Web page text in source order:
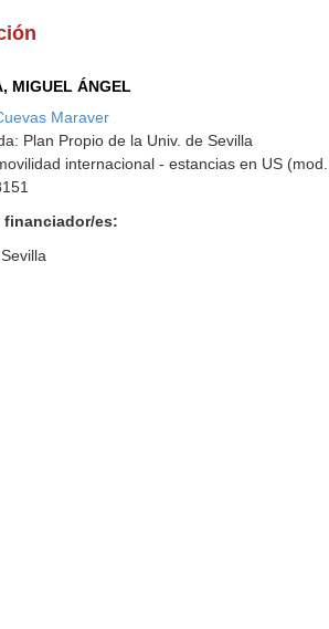
MIGUEL ÁNGEL
Maraver
Plan Propio de la Univ. de Sevilla
internacional - estancias en US
financiador/es: